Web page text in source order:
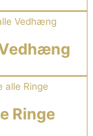
Ringe